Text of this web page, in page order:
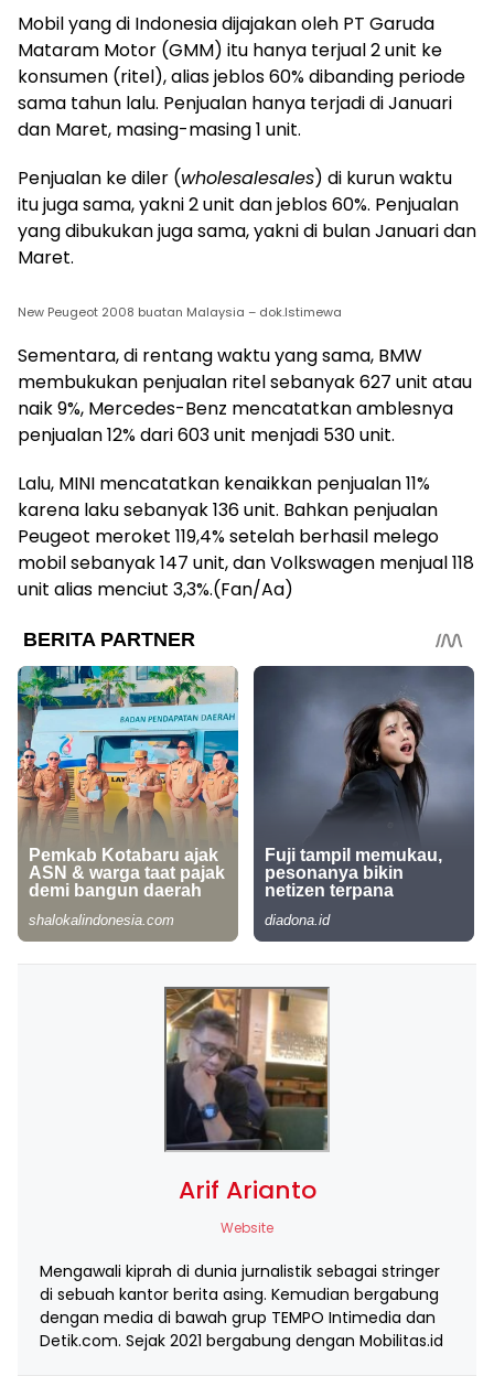
Mobil yang di Indonesia dijajakan oleh PT Garuda
Mataram Motor (GMM) itu hanya terjual 2 unit ke
konsumen (ritel), alias jeblos 60% dibanding periode
sama tahun lalu. Penjualan hanya terjadi di Januari
dan Maret, masing-masing 1 unit.
Penjualan ke diler (wholesalesales) di kurun waktu
itu juga sama, yakni 2 unit dan jeblos 60%. Penjualan
yang dibukukan juga sama, yakni di bulan Januari dan
Maret.
New Peugeot 2008 buatan Malaysia – dok.Istimewa
Sementara, di rentang waktu yang sama, BMW
membukukan penjualan ritel sebanyak 627 unit atau
naik 9%, Mercedes-Benz mencatatkan amblesnya
penjualan 12% dari 603 unit menjadi 530 unit.
Lalu, MINI mencatatkan kenaikkan penjualan 11%
karena laku sebanyak 136 unit. Bahkan penjualan
Peugeot meroket 119,4% setelah berhasil melego
mobil sebanyak 147 unit, dan Volkswagen menjual 118
unit alias menciut 3,3%.(Fan/Aa)
Arif Arianto
Website
Mengawali kiprah di dunia jurnalistik sebagai stringer
di sebuah kantor berita asing. Kemudian bergabung
dengan media di bawah grup TEMPO Intimedia dan
Detik.com. Sejak 2021 bergabung dengan Mobilitas.id